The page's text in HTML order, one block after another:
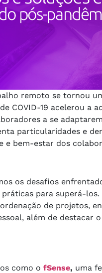
remoto se tornou
COVID-19 acelerou a
a se
particularidades e
e bem-estar dos
os desafios
para superá-
de projetos,
além de destacar
como o fSense, uma